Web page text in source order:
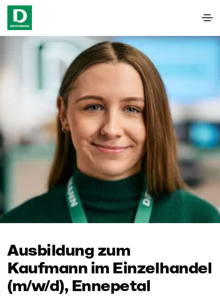
Ausbildung zum
Kaufmann im Einzelhandel
(m/w/d), Ennepetal